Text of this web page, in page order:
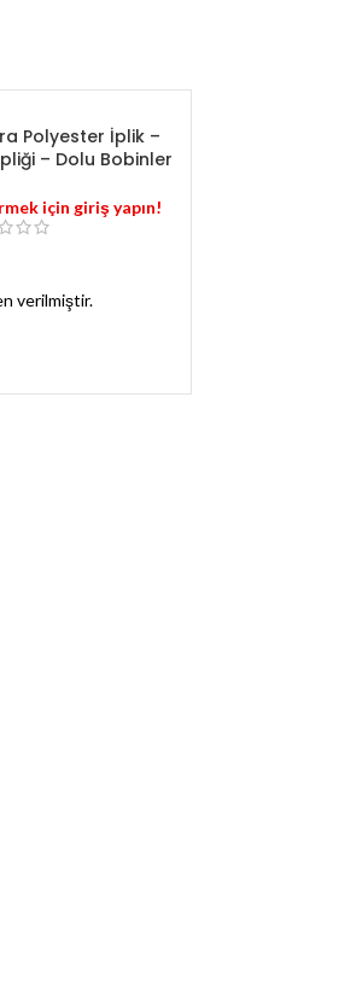
Polyester İplik –
– Dolu Bobinler
için giriş yapın!
verilmiştir.